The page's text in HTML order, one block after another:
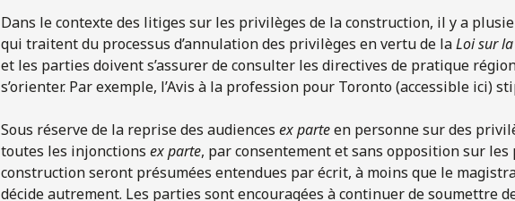
Dans le contexte des litiges sur les privilèges de la construction, il y a
qui traitent du processus d’annulation des privilèges en vertu de laLoi sur
et les parties doivent s’assurer de consulter les directives de pratique
s’orienter. Par exemple, l’Avis à la profession pour Toronto (accessible ici)
Sous réserve de la reprise des audiences ex parteen personne sur des
toutes les injonctions ex parte, par consentement et sans opposition sur
construction seront présumées entendues par écrit, à moins que le
décide autrement. Les parties sont encouragées à continuer de soumettre